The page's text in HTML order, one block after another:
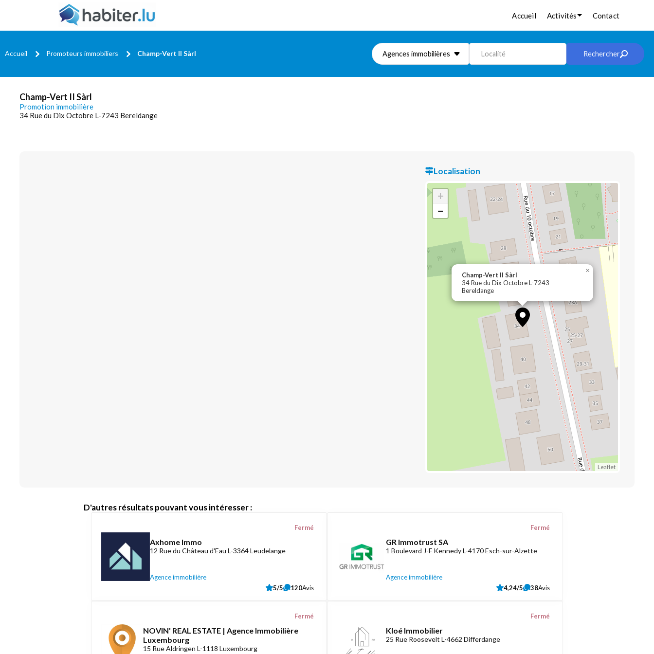
Accueil Activités Contact
Accueil Promoteurs immobiliers Champ-Vert II Sàrl Agences immobilières Localité Rechercher
Champ-Vert II Sàrl
Promotion immobilière
34 Rue du Dix Octobre L-7243 Bereldange
Localisation
Champ-Vert II Sàrl
34 Rue du Dix Octobre L-7243
Bereldange
×
+
−
Leaflet
D'autres résultats pouvant vous intéresser :
Axhome Immo
12 Rue du Château d'Eau L-3364 Leudelange
Agence immobilière
Fermé
5/5 120Avis
GR Immotrust SA
1 Boulevard J-F Kennedy L-4170 Esch-sur-Alzette
Agence immobilière
Fermé
4,24/5 38Avis
NOVIN' REAL ESTATE | Agence Immobilière
Luxembourg
15 Rue Aldringen L-1118 Luxembourg
Fermé
Kloé Immobilier
25 Rue Roosevelt L-4662 Differdange
Fermé